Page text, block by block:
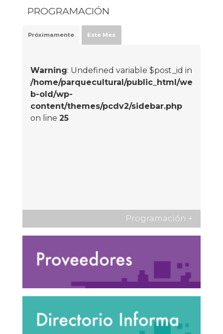
PROGRAMACIÓN
Próximamente Este Mes
Warning: Undefined variable $post_id in
/home/parquecultural/public_html/we
b-old/wp-
content/themes/pcdv2/sidebar.php
on line 25
Programación +